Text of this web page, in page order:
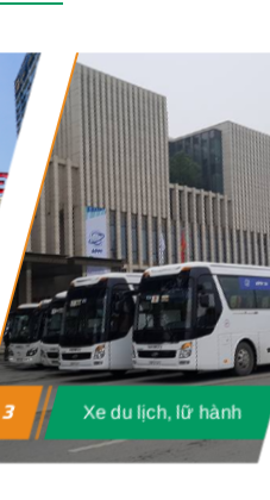
3 Xe du lịch, lữ hành